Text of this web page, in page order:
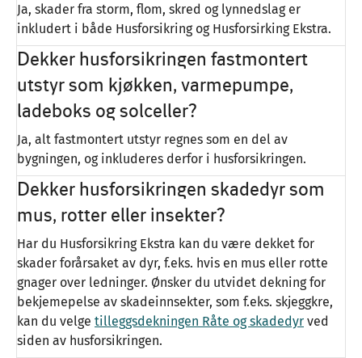
Ja, skader fra storm, flom, skred og lynnedslag er
inkludert i både Husforsikring og Husforsirking Ekstra.
Dekker husforsikringen fastmontert
utstyr som kjøkken, varmepumpe,
ladeboks og solceller?
Ja, alt fastmontert utstyr regnes som en del av
bygningen, og inkluderes derfor i husforsikringen.
Dekker husforsikringen skadedyr som
mus, rotter eller insekter?
Har du Husforsikring Ekstra kan du være dekket for
skader forårsaket av dyr, f.eks. hvis en mus eller rotte
gnager over ledninger. Ønsker du utvidet dekning for
bekjemepelse av skadeinnsekter, som f.eks. skjeggkre,
kan du velge tilleggsdekningen Råte og skadedyr ved
siden av husforsikringen.